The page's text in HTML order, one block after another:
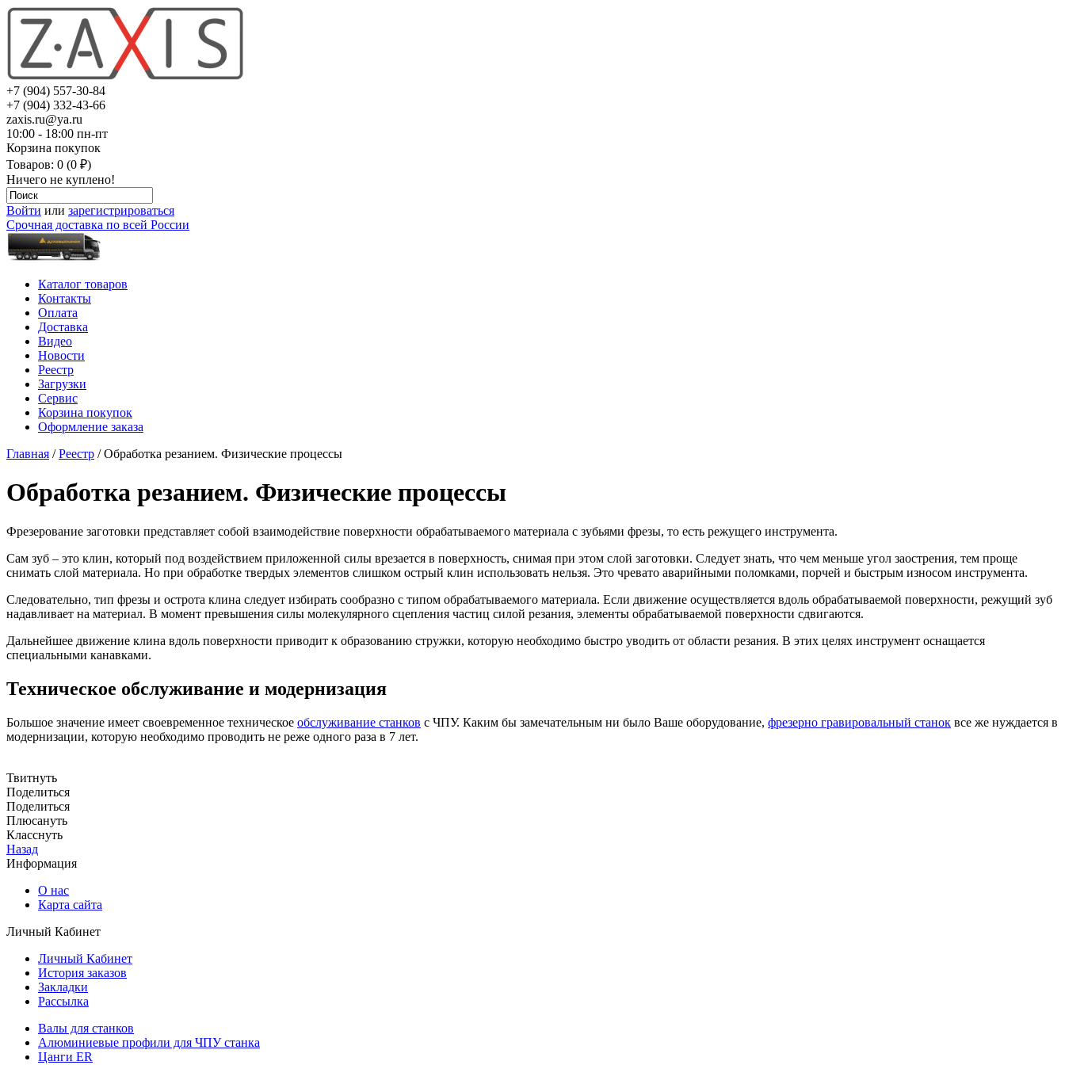
+7 (904) 557-30-84
+7 (904) 332-43-66
zaxis.ru@ya.ru
10:00 - 18:00 пн-пт
Корзина покупок
Товаров: 0 (0 ₽)
Ничего не куплено!
Войти или зарегистрироваться
Срочная доставка по всей России
Каталог товаров
Контакты
Оплата
Доставка
Видео
Новости
Реестр
Загрузки
Сервис
Корзина покупок
Оформление заказа
Главная /Реестр / Обработка резанием. Физические процессы
Обработка резанием. Физические процессы
Фрезерование заготовки представляет собой взаимодействие поверхности обрабатываемого материала с зубьями фрезы, то есть режущего инструмента.
Сам зуб – это клин, который под воздействием приложенной силы врезается в поверхность, снимая при этом слой заготовки. Следует знать, что чем меньше угол заострения, тем проще
снимать слой материала. Но при обработке твердых элементов слишком острый клин использовать нельзя. Это чревато аварийными поломками, порчей и быстрым износом инструмента.
Следовательно, тип фрезы и острота клина следует избирать сообразно с типом обрабатываемого материала. Если движение осуществляется вдоль обрабатываемой поверхности, режущий зуб
надавливает на материал. В момент превышения силы молекулярного сцепления частиц силой резания, элементы обрабатываемой поверхности сдвигаются.
Дальнейшее движение клина вдоль поверхности приводит к образованию стружки, которую необходимо быстро уводить от области резания. В этих целях инструмент оснащается
специальными канавками.
Техническое обслуживание и модернизация
Большое значение имеет своевременное техническое обслуживание станков с ЧПУ. Каким бы замечательным ни было Ваше оборудование, фрезерно гравировальный станок все же нуждается в
модернизации, которую необходимо проводить не реже одного раза в 7 лет.
Твитнуть
Поделиться
Поделиться
Плюсануть
Класснуть
Назад
Информация
О нас
Карта сайта
Личный Кабинет
Личный Кабинет
История заказов
Закладки
Рассылка
Валы для станков
Алюминиевые профили для ЧПУ станка
Цанги ER